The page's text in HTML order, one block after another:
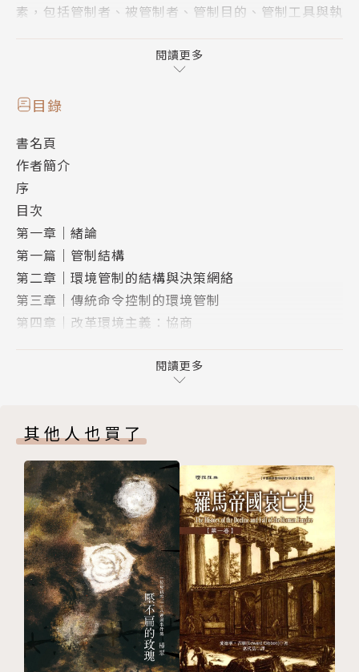
素，包括管制者、被管制者、管制目的、管制工具與執
清問題，評估適當的管制策略，反饋為政策與法律的興
革。書中涵蓋空氣、水、廢棄物、毒化物等污染管制，
自然保育，以及環境影響評估、環境責任等重要議題，
度困境及改革契機。
▍環境：主權、土地與人民系列
《環境永續：脈絡、體制與法律》
《環境臺灣：海島與民主的法律對話》（預計2026年
出版）
座教授，研究憲法變遷與民主治理、全球化與管制理
論、環境法與氣候治理。葉教授於學術研究與教學之
外，也近身研究參與臺灣的民主轉型與法治建設。他曾
兩度借調至行政院擔任教育部長、內政部長、研考會主
委及行政院政務委員等職，推動國土計畫、防災應變、
警政現代化、移民政策、社會團體立法、十二年國教課
綱、高教深耕、電子化政府、政府改造、永續發展等重
要政策。其學術研究曾獲國科會學術傑出獎，入選傅爾
布萊特臺灣名人堂，榮獲臺大講座教授，獲加拿大多倫
多大學聘為傑出訪問教授，亦榮獲澳洲墨爾本大學法學
院遴選為Professorial Fellow。葉教授中英文著作豐
閱讀更多
目錄
書名頁
作者簡介
序
目次
第一章｜緒論
第一篇｜管制結構
第二章｜環境管制的結構與決策網絡
第三章｜傳統命令控制的環境管制
第四章｜改革環境主義：協商
第八章｜自然保育的管制與程序
第九章｜環境糾紛與環境責任制度
第十章｜結論
作者環境法律與政策相關著作
版權頁
封底
閱讀更多
其他人也買了